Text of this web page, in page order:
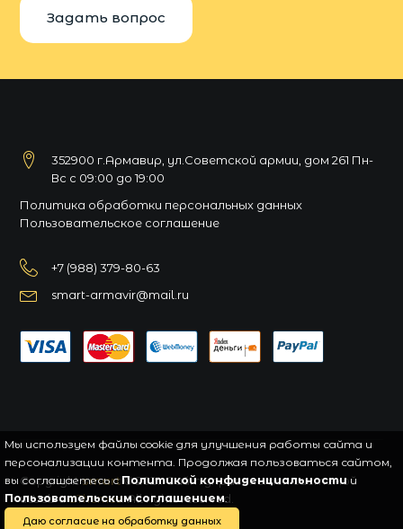
Задать вопрос
352900 г.Армавир, ул.Советской армии, дом 261 Пн-
Вс с 09:00 до 19:00
Политика обработки персональных данных
Пользовательское соглашение
+7 (988) 379-80-63
smart-armavir@mail.ru
Copyrightsmart© 2021.Сайт управляется системой
uWebиaThemes. All rights reserved.
Мы используем файлы cookie для улучшения работы сайта и
персонализации контента. Продолжая пользоваться сайтом,
вы соглашаетесь с Политикой конфиденциальностии
Пользовательским соглашением.
Даю согласие на обработку данных